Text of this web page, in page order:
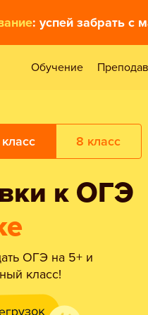
: успей забрать с
Обучение
8 класс
к ОГЭ
ОГЭ на 5+ и
класс!